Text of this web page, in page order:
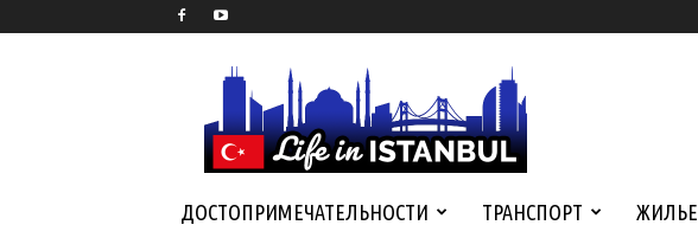
Life
Istanbul
ДОСТОПРИМЕЧАТЕЛЬНОСТИ ТРАНСПОРТ ЖИЛЬЕ